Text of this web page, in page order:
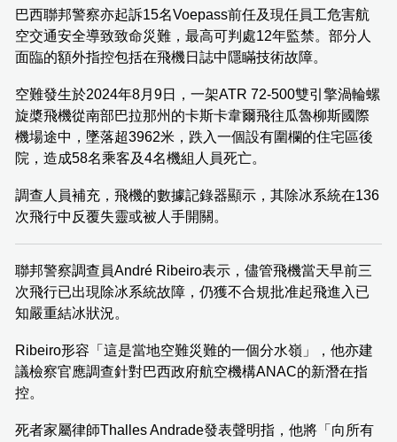
巴西聯邦警察亦起訴15名Voepass前任及現任員工危害航
空交通安全導致致命災難，最高可判處12年監禁。部分人
面臨的額外指控包括在飛機日誌中隱瞞技術故障。
空難發生於2024年8月9日，一架ATR 72-500雙引擎渦輪螺
旋槳飛機從南部巴拉那州的卡斯卡韋爾飛往瓜魯柳斯國際
機場途中，墜落超3962米，跌入一個設有圍欄的住宅區後
院，造成58名乘客及4名機組人員死亡。
調查人員補充，飛機的數據記錄器顯示，其除冰系統在136
次飛行中反覆失靈或被人手開關。
聯邦警察調查員André Ribeiro表示，儘管飛機當天早前三
次飛行已出現除冰系統故障，仍獲不合規批准起飛進入已
知嚴重結冰狀況。
Ribeiro形容「這是當地空難災難的一個分水嶺」，他亦建
議檢察官應調查針對巴西政府航空機構ANAC的新潛在指
控。
死者家屬律師Thalles Andrade發表聲明指，他將「向所有